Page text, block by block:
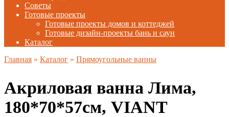
Советы
Готовые проекты
Готовые проекты домов и коттеджей
Готовые дизайн-проекты бань и саун
Каталог
Главная » Каталог » Прямоугольные ванны
Акриловая ванна Лима,
180*70*57см, VIANT